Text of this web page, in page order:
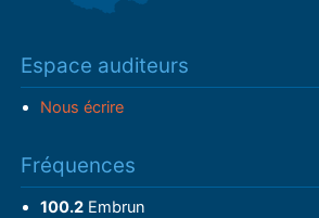
Espace auditeurs
Nous écrire
Fréquences
100.2Embrun